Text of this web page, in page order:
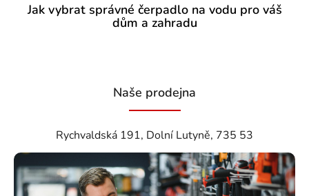
Jak vybrat správné čerpadlo na vodu pro váš
dům a zahradu
Naše prodejna
Rychvaldská 191, Dolní Lutyně, 735 53